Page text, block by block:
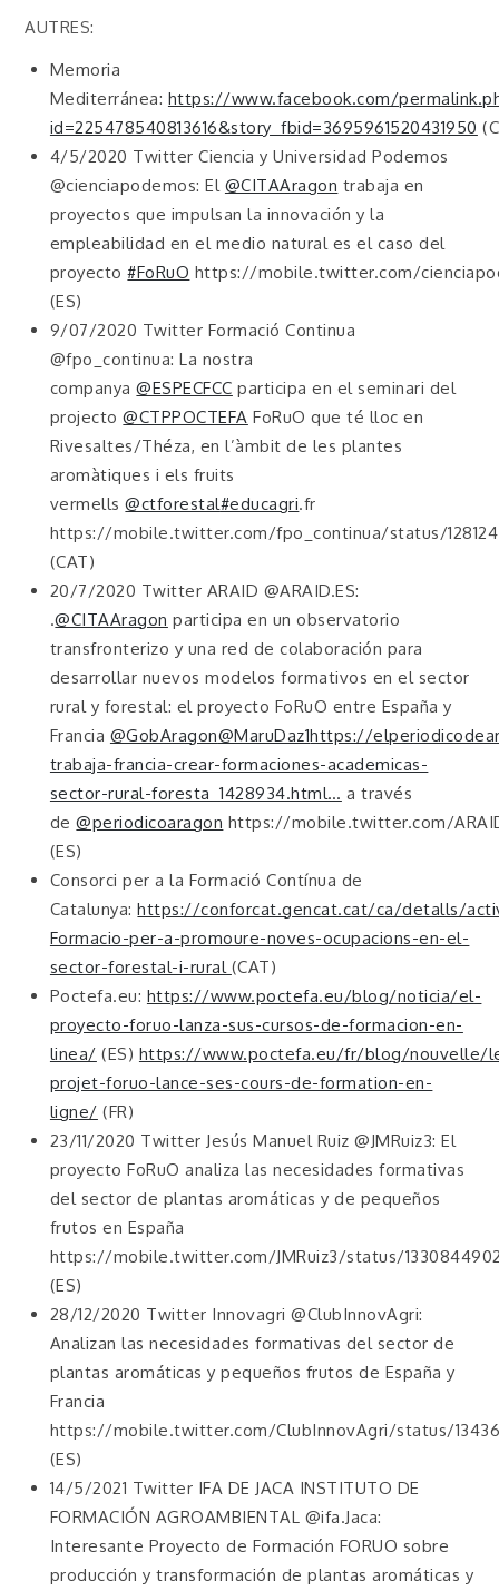
AUTRES:
Memoria
Mediterránea: https://www.facebook.com/
id=225478540813616&story_fbid=3695961520431950
4/5/2020 Twitter Ciencia y Universidad Podemos
@cienciapodemos: El @CITAAragon trabaja en
proyectos que impulsan la innovación y la
empleabilidad en el medio natural es el caso del
proyecto#FoRuO https://mobile.twitter.com/
(ES)
9/07/2020 Twitter Formació Continua
@fpo_continua: La nostra
companya@ESPECFCC participa en el seminari del
projecto@CTPPOCTEFA FoRuO que té lloc en
Rivesaltes/Théza, en l’àmbit de les plantes
aromàtiques i els fruits
vermells@ctforestal#educagri.fr
https://mobile.twitter.com/fpo_continua/status/
(CAT)
20/7/2020 Twitter ARAID @ARAID.ES:
.@CITAAragon participa en un observatorio
transfronterizo y una red de colaboración para
desarrollar nuevos modelos formativos en el sector
rural y forestal: el proyecto FoRuO entre España y
Francia @GobAragon@MaruDaz1https://
trabaja-francia-crear-formaciones-academicas-
sector-rural-foresta_1428934.html… a través
de@periodicoaragon https://mobile.twitter.com/
(ES)
Consorci per a la Formació Contínua de
Catalunya:https://conforcat.gencat.cat/ca/detalls/
Formacio-per-a-promoure-noves-ocupacions-en-el-
sector-forestal-i-rural (CAT)
Poctefa.eu: https://www.poctefa.eu/blog/noticia/el-
proyecto-foruo-lanza-sus-cursos-de-formacion-en-
linea/ (ES) https://www.poctefa.eu/fr/blog/nouvelle/
projet-foruo-lance-ses-cours-de-formation-en-
ligne/ (FR)
23/11/2020 Twitter Jesús Manuel Ruiz @JMRuiz3: El
proyecto FoRuO analiza las necesidades formativas
del sector de plantas aromáticas y de pequeños
frutos en España
https://mobile.twitter.com/JMRuiz3/status/
(ES)
28/12/2020 Twitter Innovagri @ClubInnovAgri:
Analizan las necesidades formativas del sector de
plantas aromáticas y pequeños frutos de España y
Francia
https://mobile.twitter.com/ClubInnovAgri/status/
(ES)
14/5/2021 Twitter IFA DE JACA INSTITUTO DE
FORMACIÓN AGROAMBIENTAL @ifa.Jaca:
Interesante Proyecto de Formación FORUO sobre
producción y transformación de plantas aromáticas y